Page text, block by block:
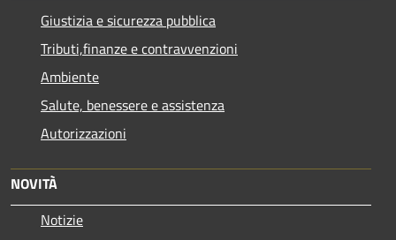
Giustizia e sicurezza pubblica
Tributi,finanze e contravvenzioni
Ambiente
Salute, benessere e assistenza
Autorizzazioni
NOVITÀ
Notizie